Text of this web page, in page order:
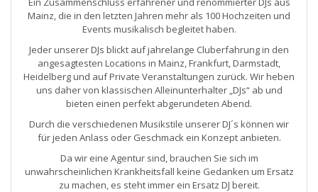
Mainz, die in den letzten Jahren mehr als 100 Hochzeiten und
Events musikalisch begleitet haben.
Jeder unserer DJs blickt auf jahrelange Cluberfahrung in den
angesagtesten Locations in Mainz, Frankfurt, Darmstadt,
Heidelberg und auf Private Veranstaltungen zurück. Wir heben
uns daher von klassischen Alleinunterhalter „DJs“ ab und
bieten einen perfekt abgerundeten Abend.
Durch die verschiedenen Musikstile unserer DJ´s können wir
für jeden Anlass oder Geschmack ein Konzept anbieten.
Da wir eine Agentur sind, brauchen Sie sich im
unwahrscheinlichen Krankheitsfall keine Gedanken um Ersatz
zu machen, es steht immer ein Ersatz DJ bereit.